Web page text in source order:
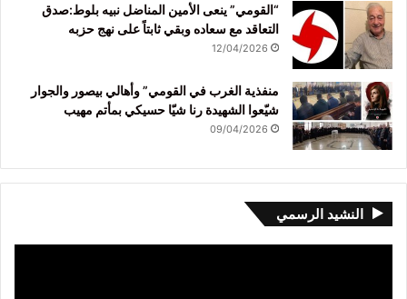
“القومي” ينعى الأمين المناضل نبيه بلوط:صدق
التعاقد مع سعاده وبقي ثابتاً على نهج حزبه
12/04/2026
منفذية الغرب في القومي” وأهالي بيصور والجوار
شيّعوا الشهيدة رنا شيّا حسيكي بمأتم مهيب
09/04/2026
النشيد الرسمي